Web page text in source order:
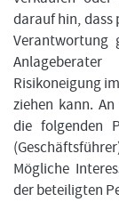
darauf hin, dass
Verantwortung
Risikoneigung
ziehen kann.
die folgenden
Mögliche
der beteiligten